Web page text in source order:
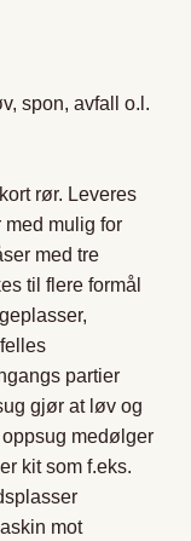
spon, avfall o.l.
rør. Leveres
med mulig for
med tre
til flere formål
partier
gjør at løv og
medølger
kit som f.eks.
mot